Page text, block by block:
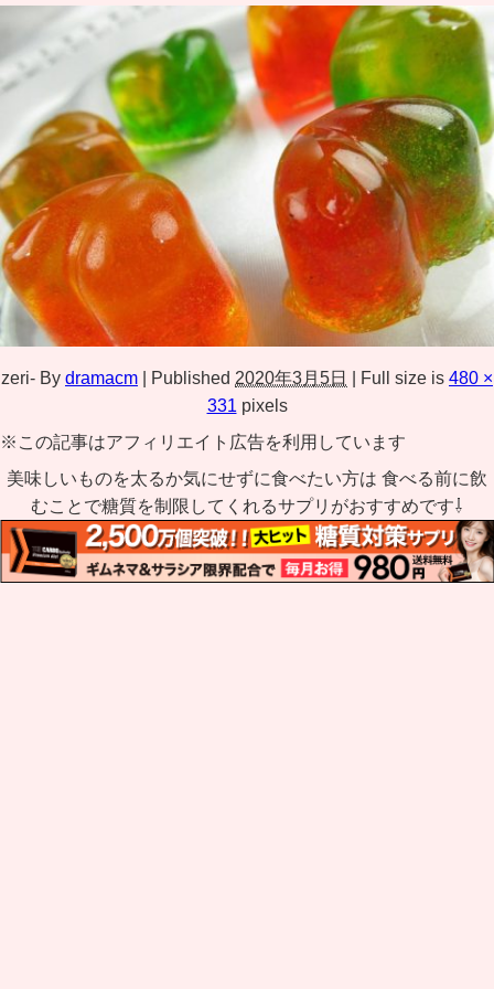
zeri- By dramacm Published 2020年3月5日 Full size is 480 ×
331
pixels
※この記事はアフィリエイト広告を利用しています
美味しいものを太るか気にせずに食べたい方は 食べる前に飲
むことで糖質を制限してくれるサプリがおすすめです⇩